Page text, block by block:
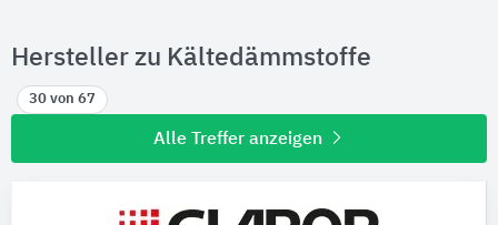
Hersteller zu Kältedämmstoffe
30 von 67
Alle Treffer anzeigen